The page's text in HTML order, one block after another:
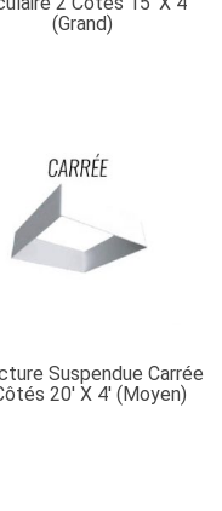
(grand)
Suspendue Carrée
20′ X 4′ (moyen)